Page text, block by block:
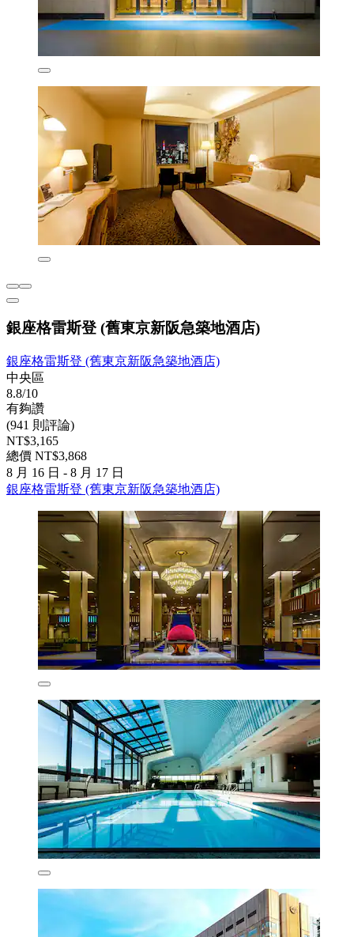
銀座格雷斯登 (舊東京新阪急築地酒店)
銀座格雷斯登 (舊東京新阪急築地酒店)
中央區
8.8/10
有夠讚
(941 則評論)
NT$3,165
總價 NT$3,868
8 月 16 日 - 8 月 17 日
銀座格雷斯登 (舊東京新阪急築地酒店)